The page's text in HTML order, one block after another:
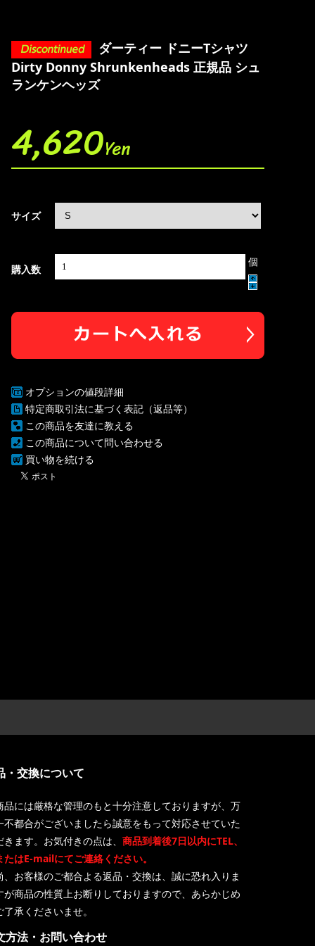
ダーティー ドニーTシャツ
Dirty Donny Shrunkenheads 正規品 シュ
ランケンヘッズ
4,620Yen
サイズ
購入数
個
オプションの値段詳細
特定商取引法に基づく表記（返品等）
この商品を友達に教える
この商品について問い合わせる
買い物を続ける
・交換について
品には厳格な管理のもと十分注意しておりますが、万
不都合がございましたら誠意をもって対応させていた
きます。お気付きの点は、 商品到着後7日以内にTEL、
たはE-mailにてご連絡ください。
、お客様のご都合よる返品・交換は、誠に恐れ入りま
が商品の性質上お断りしておりますので、あらかじめ
了承くださいませ。
方法・お問い合わせ